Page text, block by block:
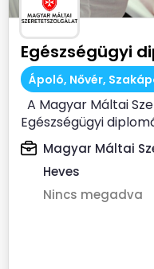
Egészségügyi
Ápoló, Nővér,
A Magyar Máltai
Egészségügyi
Magyar Máltai
Heves
Nincs megadva